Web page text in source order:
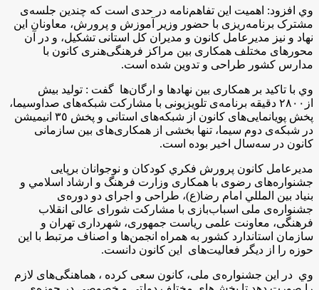
وي افزود: اهمیت این تفاهم‌نامه در حدی است که چندین جلسه‌ی
مشترک برنامه‌ریزی با حضور وزیر آموزش و پرورش، معاونان این
نهاد و نیز مدیرعامل کانون و مدیران کل استانی تشکیل، و در آن
محورهای مختلف همکاری بین مراکز فرهنگی‌هنری کانون با
مدارس کشور طراحی و تدوین شده است.
وي با تاكيد بر همکاری بین نهادها و ارگان‌ها گفت : توليد بیش
از٢٨٠٠ دقيقه برنامه‌ی تلویزيونی با مشاركت شبکه‌های صداوسیما،
پخش پویانمایی‌های کانون از شبکه‌های استانی و پخش ٣٥ انيميشن
در شبکه‌‌ی دوم سیما، تنها بخشی از همکاری‌های بین سازمانی
کانون در سه‌سال اخیر بوده است.
مديرعامل كانون پرورش فكري كودكان و نوجوانان برپایی
جشنواره‌های رضوی با همکاری وزارت فرهنگ و ارشاد اسلامي و
بنیاد بين المللي امام رضا(ع)، طراحی و اجرای دو دوره‌ی
جشنواره‌ی ملی اسباب‌بازی با مشارکت شورای عالی انقلاب
فرهنگی، معاونت علمی ریاست جمهوری، شهرداری تهران و
سازمان استاندارد کشور به همراه انجمن‌ها و اصناف مرتبط با این
حوزه را از دیگر فعالیت‌های اين كانون دانست.
وي در این جشنواره‌ی ملی، کانون سعی کرده ، هماهنگی‌های لازم